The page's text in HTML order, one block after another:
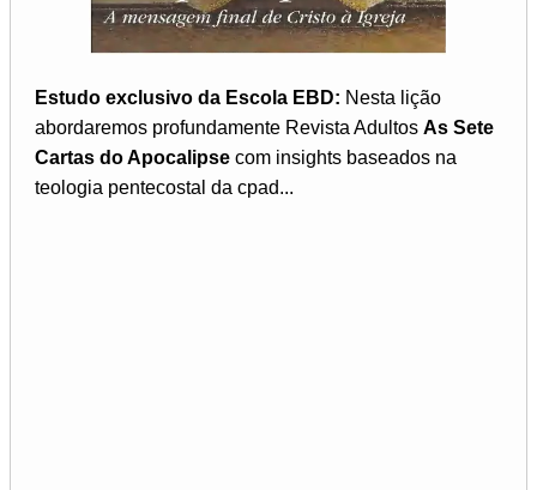
Estudo exclusivo da Escola EBD: Nesta lição
abordaremos profundamente Revista Adultos As Sete
Cartas do Apocalipse com insights baseados na
teologia pentecostal da cpad...